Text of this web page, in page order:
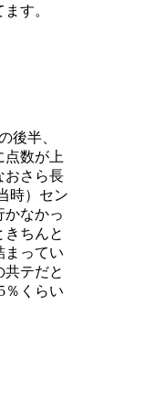
す。
後半、
点数が上
おさら長
時）セン
かなかっ
ちんと
まってい
テだと
％くらい